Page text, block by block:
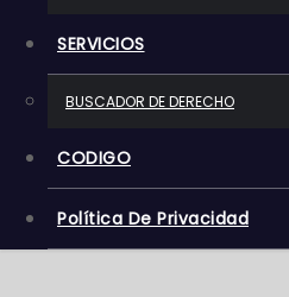
SERVICIOS
BUSCADOR DE DERECHO
CODIGO
Política De Privacidad